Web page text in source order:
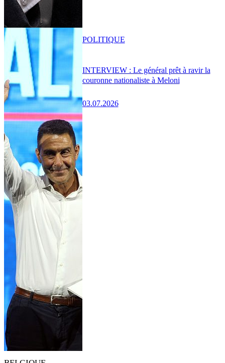
INTERVIEW : Le général prêt à ravir la
couronne nationaliste à Meloni
03.07.2026
POLITIQUE